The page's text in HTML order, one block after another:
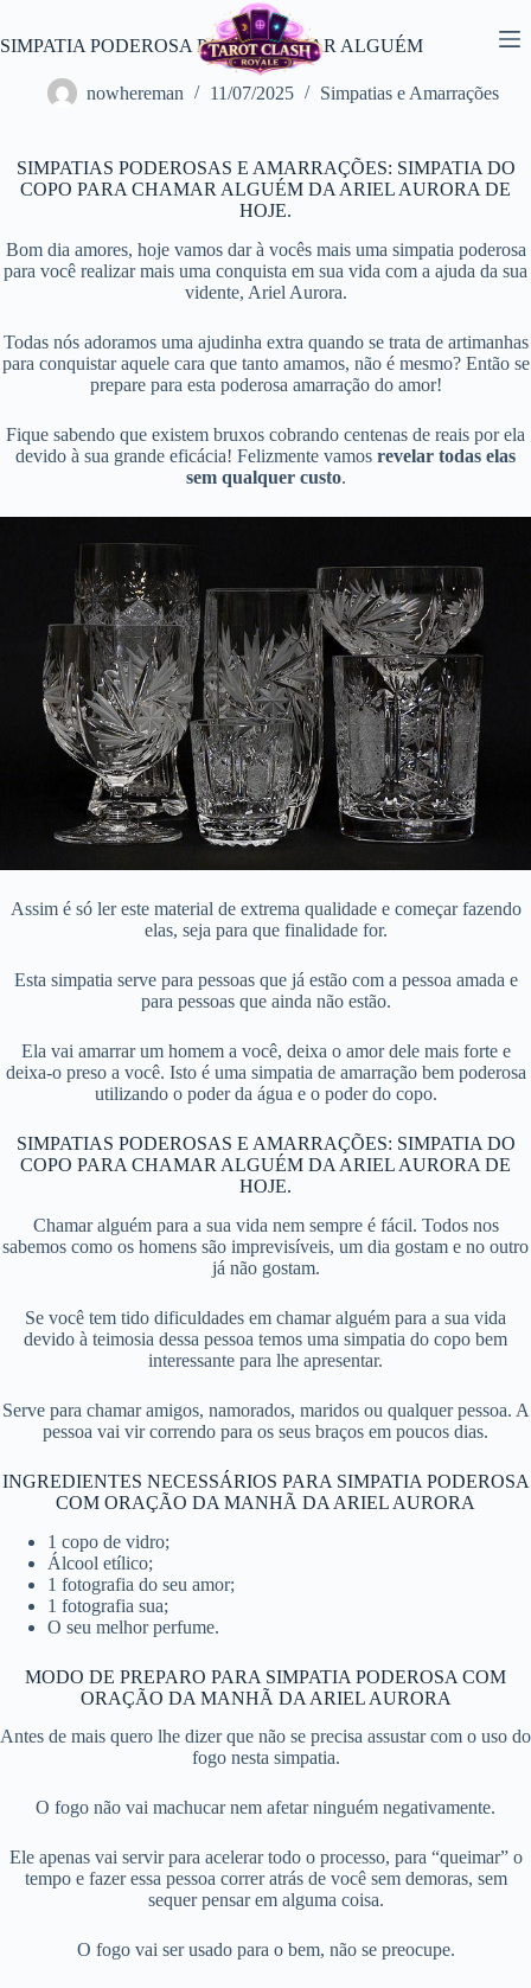
oSIMPATIA PODEROSA PARA CHAMAR ALGUÉM
nowhereman 11/07/2025 Simpatias e Amarrações
SIMPATIAS PODEROSAS E AMARRAÇÕES: SIMPATIA DO
COPO PARA CHAMAR ALGUÉM DA ARIEL AURORA DE
HOJE.
Bom dia amores, hoje vamos dar à vocês mais uma simpatia poderosa
para você realizar mais uma conquista em sua vida com a ajuda da sua
vidente, Ariel Aurora.
Todas nós adoramos uma ajudinha extra quando se trata de artimanhas
para conquistar aquele cara que tanto amamos, não é mesmo? Então se
prepare para esta poderosa amarração do amor!
Fique sabendo que existem bruxos cobrando centenas de reais por ela
devido à sua grande eficácia! Felizmente vamos revelar todas elas
sem qualquer custo.
Assim é só ler este material de extrema qualidade e começar fazendo
elas, seja para que finalidade for.
Esta simpatia serve para pessoas que já estão com a pessoa amada e
para pessoas que ainda não estão.
Ela vai amarrar um homem a você, deixa o amor dele mais forte e
deixa-o preso a você. Isto é uma simpatia de amarração bem poderosa
utilizando o poder da água e o poder do copo.
SIMPATIAS PODEROSAS E AMARRAÇÕES: SIMPATIA DO
COPO PARA CHAMAR ALGUÉM DA ARIEL AURORA DE
HOJE.
Chamar alguém para a sua vida nem sempre é fácil. Todos nos
sabemos como os homens são imprevisíveis, um dia gostam e no outro
já não gostam.
Se você tem tido dificuldades em chamar alguém para a sua vida
devido à teimosia dessa pessoa temos uma simpatia do copo bem
interessante para lhe apresentar.
Serve para chamar amigos, namorados, maridos ou qualquer pessoa. A
pessoa vai vir correndo para os seus braços em poucos dias.
INGREDIENTES NECESSÁRIOS PARA SIMPATIA PODEROSA
COM ORAÇÃO DA MANHÃ DA ARIEL AURORA
1 copo de vidro;
Álcool etílico;
1 fotografia do seu amor;
1 fotografia sua;
O seu melhor perfume.
MODO DE PREPARO PARA SIMPATIA PODEROSA COM
ORAÇÃO DA MANHÃ DA ARIEL AURORA
Antes de mais quero lhe dizer que não se precisa assustar com o uso do
fogo nesta simpatia.
O fogo não vai machucar nem afetar ninguém negativamente.
Ele apenas vai servir para acelerar todo o processo, para “queimar” o
tempo e fazer essa pessoa correr atrás de você sem demoras, sem
sequer pensar em alguma coisa.
O fogo vai ser usado para o bem, não se preocupe.